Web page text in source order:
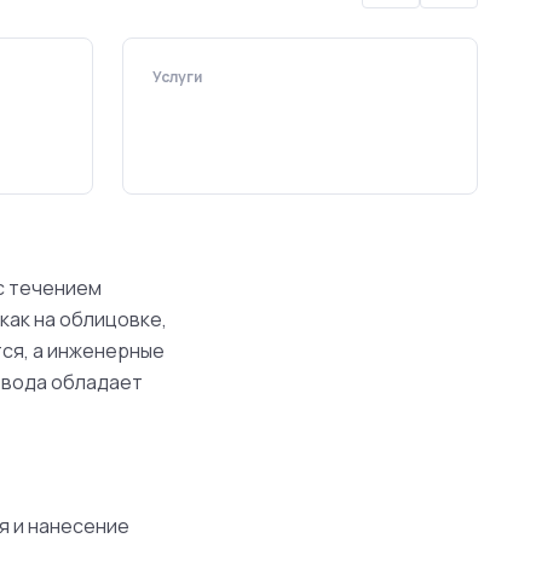
Услуги
течением
на облицовке,
а инженерные
обладает
и нанесение